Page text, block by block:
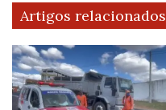
Artigos relacionados